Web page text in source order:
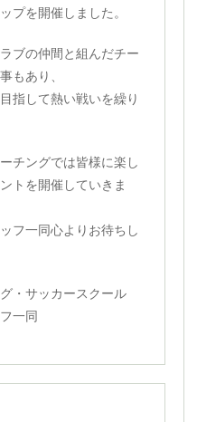
プを開催しました。
ブの仲間と組んだチー
もあり、
指して熱い戦いを繰り
チングでは皆様に楽し
トを開催していきま
フ一同心よりお待ちし
・サッカースクール
一同